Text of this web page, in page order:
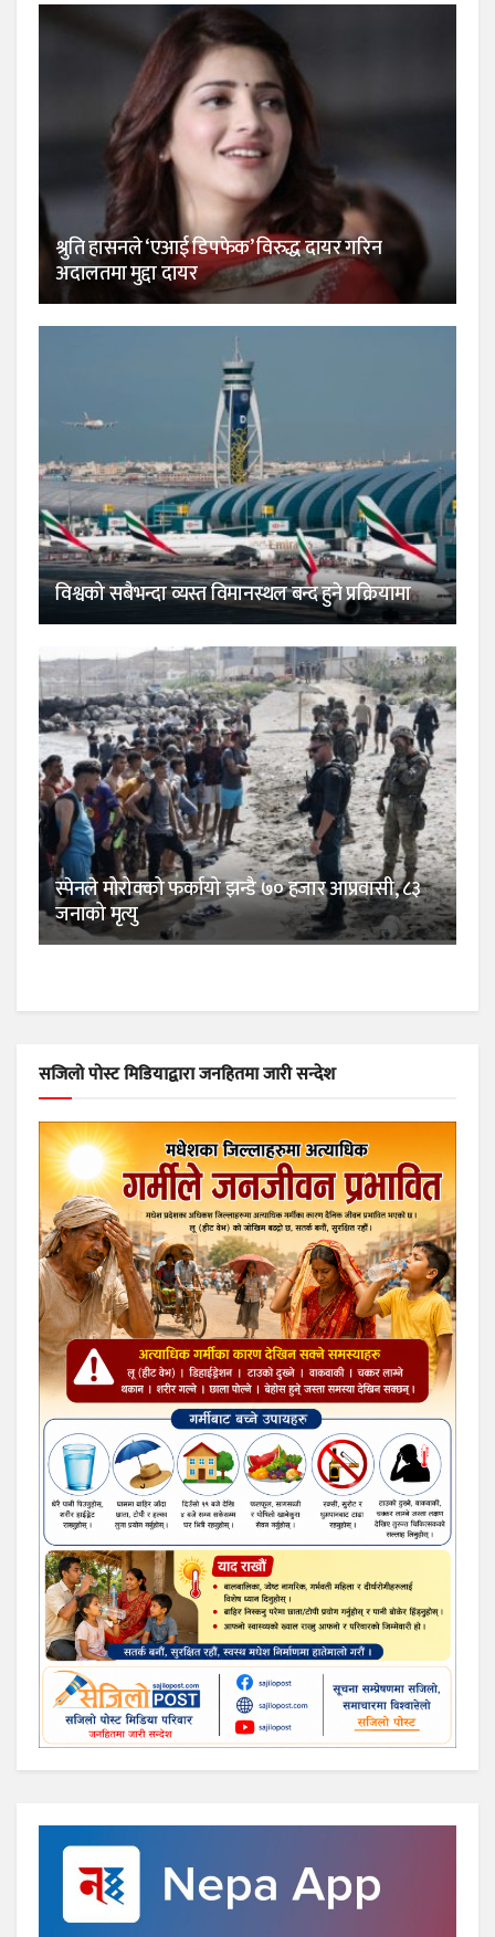
श्रुति हासनले ‘एआई डिपफेक’ विरुद्ध दायर गरिन
अदालतमा मुद्दा दायर
विश्वको सबैभन्दा व्यस्त विमानस्थल बन्द हुने प्रक्रियामा
स्पेनले मोरोक्को फर्कायो झन्डै ७० हजार आप्रवासी, ८३
जनाको मृत्यु
सजिलो पोस्ट मिडियाद्वारा जनहितमा जारी सन्देश